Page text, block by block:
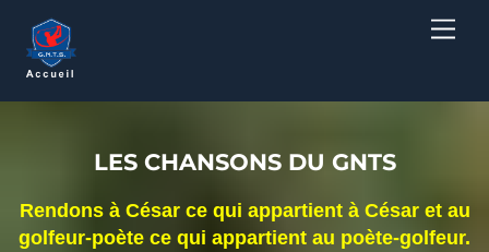
content
LES CHANSONS DU GNTS
Rendons à César ce qui appartient à César et au
golfeur-poète ce qui appartient au poète-golfeur.